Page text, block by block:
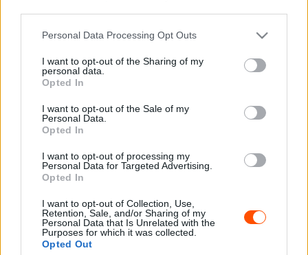
Please note that this website/app uses one or more Google
not limited to your visit or usage behaviour. You may click to
grant or deny consent to Google and its third-party tags to
use your data for below specified purposes in below Google
consent section.
Personal Data Processing Opt Outs
I want to opt-out of the Sharing of my
personal data.
Opted In
I want to opt-out of the Sale of my
Personal Data.
Opted In
I want to opt-out of processing my
Personal Data for Targeted Advertising.
Opted In
I want to opt-out of Collection, Use,
Retention, Sale, and/or Sharing of my
Personal Data that Is Unrelated with the
Purposes for which it was collected.
Opted Out
Merencsics Árpád és Gerebitz Márkó ugyanakkor idei
historic mezőnyben